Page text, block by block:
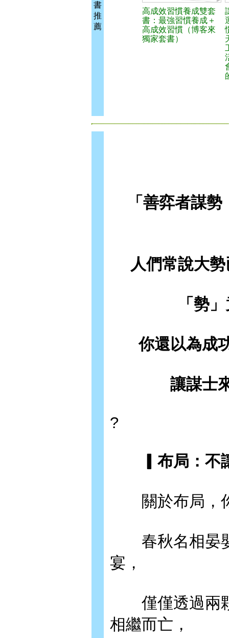
書
推
薦
高成效習慣養成雙套
書：最強習慣養成＋
高成效習慣（博客來
獨家套書）
「善弈者謀
人們常說大
「勢
你還以為成
讓謀士
?
▎布局：不讓
關於布局，你
春秋名相晏嬰
宴，
僅僅透過兩顆
相繼而亡，